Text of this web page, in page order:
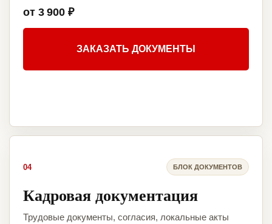
от 3 900 ₽
ЗАКАЗАТЬ ДОКУМЕНТЫ
04 БЛОК ДОКУМЕНТОВ
Кадровая документация
Трудовые документы, согласия, локальные акты